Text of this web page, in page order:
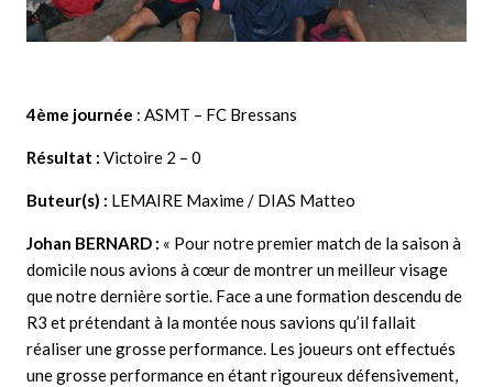
4ème journée : ASMT – FC Bressans
Résultat : Victoire 2 – 0
Buteur(s) : LEMAIRE Maxime / DIAS Matteo
Johan BERNARD : « Pour notre premier match de la saison à
domicile nous avions à cœur de montrer un meilleur visage
que notre dernière sortie. Face a une formation descendu de
R3 et prétendant à la montée nous savions qu’il fallait
réaliser une grosse performance. Les joueurs ont effectués
une grosse performance en étant rigoureux défensivement,